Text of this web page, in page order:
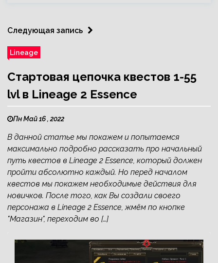
Следующая запись
Lineage
Стартовая цепочка квестов 1-55
lvl в Lineage 2 Essence
Пн Май 16 , 2022
В данной статье мы покажем и попытаемся
максимально подробно рассказать про начальный
путь квестов в Lineage 2 Essence, который должен
пройти абсолютно каждый. Но перед началом
квестов мы покажем необходимые действия для
новичков. После того, как Вы создали своего
персонажа в Lineage 2 Essence, жмём по кнопке
"Магазин", переходим во […]